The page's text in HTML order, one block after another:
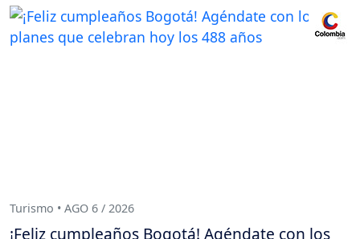
Turismo • AGO 6 / 2026
¡Feliz cumpleaños Bogotá! Agéndate con los